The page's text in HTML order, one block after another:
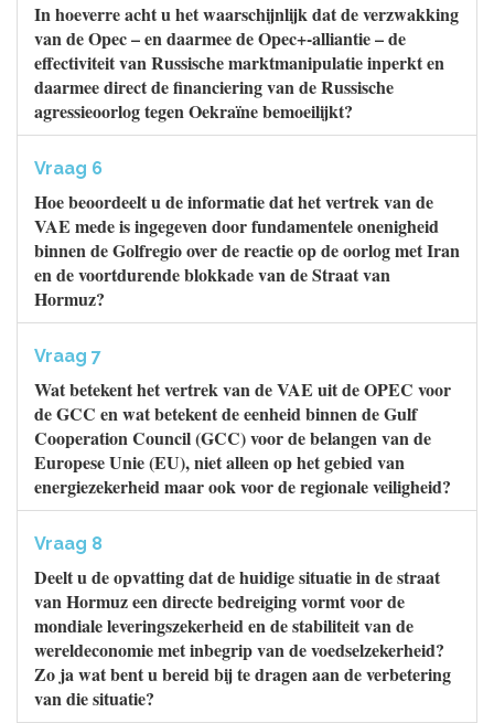
In hoeverre acht u het waarschijnlijk dat de verzwakking
van de Opec – en daarmee de Opec+-alliantie – de
effectiviteit van Russische marktmanipulatie inperkt en
daarmee direct de financiering van de Russische
agressieoorlog tegen Oekraïne bemoeilijkt?
Vraag 6
Hoe beoordeelt u de informatie dat het vertrek van de
VAE mede is ingegeven door fundamentele onenigheid
binnen de Golfregio over de reactie op de oorlog met Iran
en de voortdurende blokkade van de Straat van
Hormuz?
Vraag 7
Wat betekent het vertrek van de VAE uit de OPEC voor
de GCC en wat betekent de eenheid binnen de Gulf
Cooperation Council (GCC) voor de belangen van de
Europese Unie (EU), niet alleen op het gebied van
energiezekerheid maar ook voor de regionale veiligheid?
Vraag 8
Deelt u de opvatting dat de huidige situatie in de straat
van Hormuz een directe bedreiging vormt voor de
mondiale leveringszekerheid en de stabiliteit van de
wereldeconomie met inbegrip van de voedselzekerheid?
Zo ja wat bent u bereid bij te dragen aan de verbetering
van die situatie?